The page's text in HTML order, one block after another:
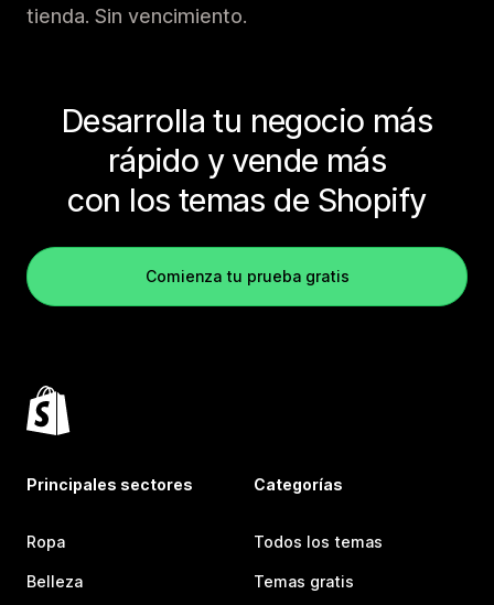
tienda. Sin vencimiento.
Desarrolla tu negocio más
rápido y vende más
con los temas de Shopify
Comienza tu prueba gratis
Principales sectores
Ropa
Belleza
Categorías
Todos los temas
Temas gratis